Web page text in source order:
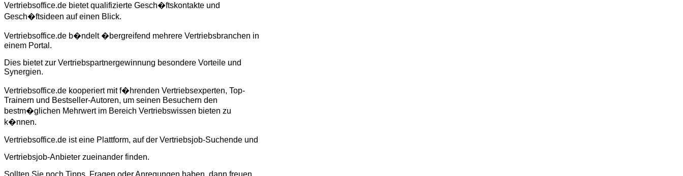
Vertriebsoffice.de bietet qualifizierte Gesch�ftskontakte und
Gesch�ftsideen auf einen Blick.
Vertriebsoffice.de b�ndelt �bergreifend mehrere Vertriebsbranchen in
einem Portal.
Dies bietet zur Vertriebspartnergewinnung besondere Vorteile und
Synergien.
Vertriebsoffice.de kooperiert mit f�hrenden Vertriebsexperten, Top-
Trainern und Bestseller-Autoren, um seinen Besuchern den
bestm�glichen Mehrwert im Bereich Vertriebswissen bieten zu
k�nnen.
Vertriebsoffice.de ist eine Plattform, auf der Vertriebsjob-Suchende und
Vertriebsjob-Anbieter zueinander finden.
Sollten Sie noch Tipps, Fragen oder Anregungen haben, dann freuen